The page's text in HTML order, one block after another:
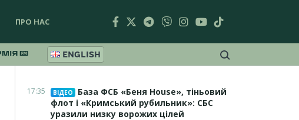
ПРО НАС
ENGLISH
17:35 ВІДЕО
База ФСБ «Беня House», тіньовий
флот і «Кримський рубильник»: СБС
уразили низку ворожих цілей